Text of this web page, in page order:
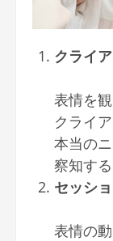
クライ
表情を観
クライ
本当の
察知す
セッシ
表情の